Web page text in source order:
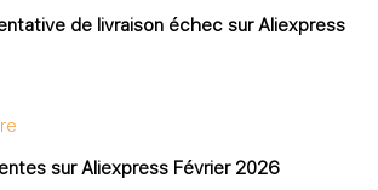
de livraison échec sur Aliexpress
sur Aliexpress Février 2026